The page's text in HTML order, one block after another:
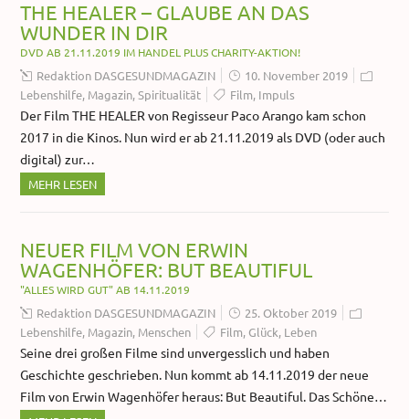
THE HEALER – GLAUBE AN DAS
WUNDER IN DIR
DVD AB 21.11.2019 IM HANDEL PLUS CHARITY-AKTION!
Redaktion DASGESUNDMAGAZIN
10. November 2019
Lebenshilfe, Magazin,Spiritualität Film, Impuls
Der Film THE HEALER von Regisseur Paco Arango kam schon
2017 in die Kinos. Nun wird er ab 21.11.2019 als DVD (oder auch
digital) zur…
MEHR LESEN
NEUER FILM VON ERWIN
WAGENHÖFER: BUT BEAUTIFUL
"ALLES WIRD GUT" AB 14.11.2019
Redaktion DASGESUNDMAGAZIN
25. Oktober 2019
Lebenshilfe, Magazin, Menschen Film,Glück, Leben
Seine drei großen Filme sind unvergesslich und haben
Geschichte geschrieben. Nun kommt ab 14.11.2019 der neue
Film von Erwin Wagenhöfer heraus: But Beautiful. Das Schöne…